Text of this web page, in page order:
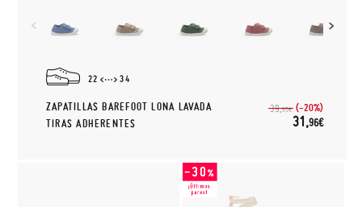
22 34
ZAPATILLAS BAREFOOT LONA LAVADA
TIRAS ADHERENTES
39,95€ (-20%)
31,96€